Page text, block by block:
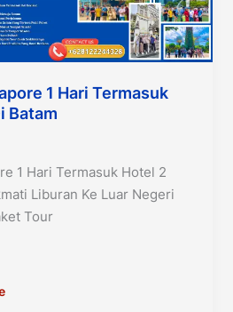
1 Hari Termasuk
Batam
1 Hari Termasuk Hotel 2
Liburan Ke Luar Negeri
Tour